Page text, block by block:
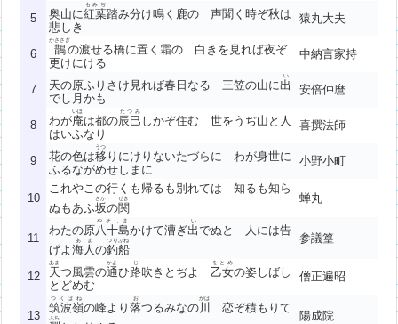
5 奥山に紅葉
もみぢ
踏み分け鳴く鹿の 声聞く時ぞ秋は
悲しき
猿丸大夫
6 鵲
かささぎ
の渡せる橋に置く霜の 白きを見れば夜ぞ
更けにける
中納言家持
7 天の原ふりさけ見れば春日なる 三笠の山に出
い
でし月かも
安倍仲麿
8 わが庵
いほ
は都の辰巳
たつみ
しかぞ住む 世をうぢ山と人
はいふなり
喜撰法師
9 花の色は移
うつ
りにけりないたづらに わが身世に
ふるながめせしまに
小野小町
10
これやこの行くも帰るも別れては 知るも知ら
ぬもあふ坂
さか
の関
せき 蝉丸
11
わたの原八十島
やそしま
かけて漕ぎ出
い
でぬと 人には告
げよ海人
あま
の釣船
つりぶね 参議篁
12 天
あま
つ風雲の通
かよ
ひ路
じ
吹きとぢよ乙女
をとめ
の姿しばし
とどめむ
僧正遍昭
13
筑波嶺
つくばね
の峰より落
お
つるみなの川
がは
恋ぞ積もりて
ふち 陽成院